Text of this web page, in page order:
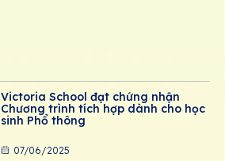
Victoria School đạt chứng nhận
Chương trình tích hợp dành cho học
sinh Phổ thông
07/06/2025